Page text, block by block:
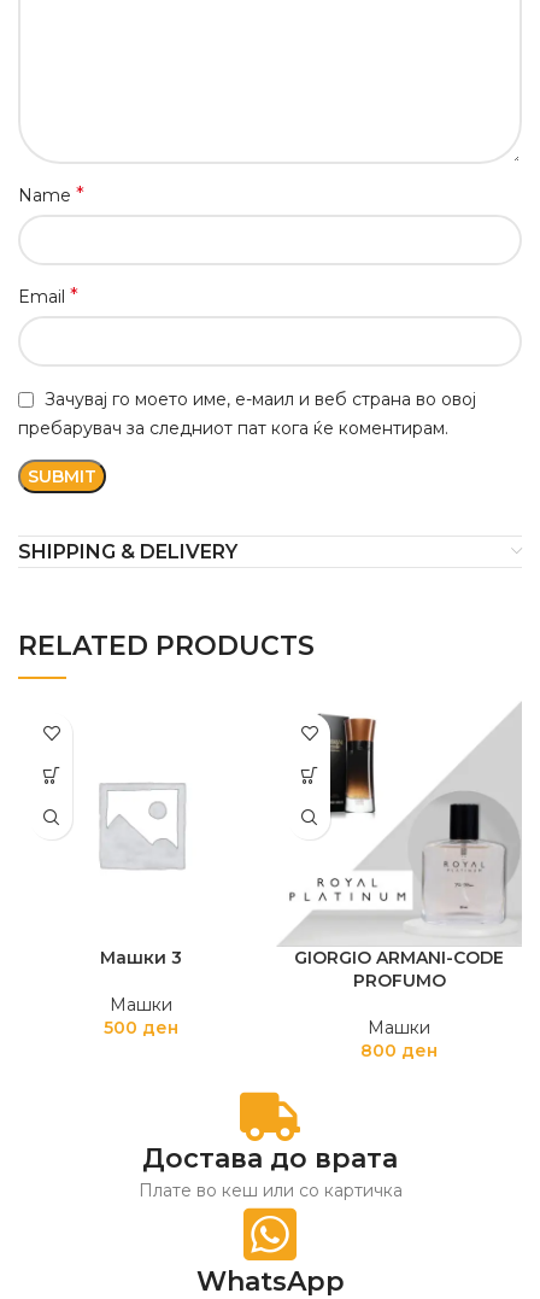
Name *
Email *
Зачувај го моето име, е-маил и веб страна во овој
пребарувач за следниот пат кога ќе коментирам.
SHIPPING & DELIVERY
RELATED PRODUCTS
Машки 3
Машки
500 ден
GIORGIO ARMANI-CODE
PROFUMO
Машки
800 ден
Достава до врата
Плате во кеш или со картичка
WhatsApp